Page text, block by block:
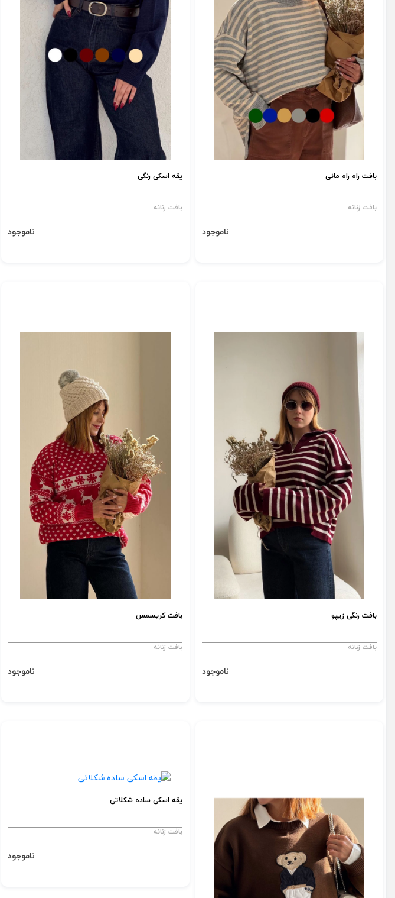
بافت راه راه مانی
بافت زنانه
ناموجود
یقه اسکی رنگی
بافت زنانه
ناموجود
بافت رنگی زیپو
بافت زنانه
ناموجود
بافت کریسمس
بافت زنانه
ناموجود
یقه اسکی ساده شکلاتی
بافت زنانه
ناموجود